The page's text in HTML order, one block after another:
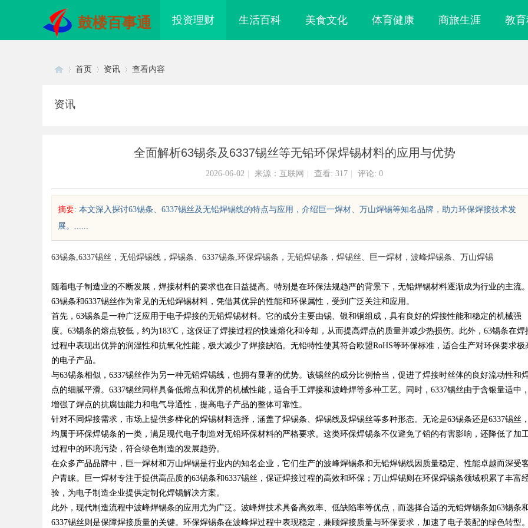
鼓楼百事通 投资理财 生活百科 美食文化 体育健康 商旅生涯 教
uz
!
首页 资讯 查看内容
资讯
全面解析63锡条及6337锡丝等无铅环保焊锡材料的应用与优势
2026-06-02 来源：互联网 查看: 317 评论: 0
摘要: 本文深入探讨63锡条、6337锡丝及无铅焊锡线的特点与应用，介绍巨一焊材、万山焊锡等知名品牌，助力环保焊接技术发
展。......
63锡条,6337锡丝，无铅焊锡线，焊锡条、6337锡条,环保焊锡条，无铅焊锡条，焊锡丝、巨一焊材，波峰焊锡条、万山焊锡
随着电子制造业的不断发展，焊接材料的要求也在日益提高。特别是在环保法规趋严的背景下，无铅焊锡材料逐渐成为行业的主流
63锡条和6337锡丝作为常见的无铅焊锡材料，凭借其优异的性能和环保属性，受到广泛关注和应用。
首先，63锡条是一种广泛应用于电子焊接的无铅焊锡材料。它的成分主要由锡、银和铜组成，具有良好的焊接性能和稳定的机械强
度。63锡条的熔点较低，约为183℃，这保证了焊接过程的快速熔化和冷却，从而提高焊点的质量并减少热损伤。此外，63锡条在焊
过程中表现出优异的润湿性和抗氧化性能，极大减少了焊接缺陷。无铅特性使其符合欧盟RoHS等环保标准，适合生产对环保要求极
的电子产品。
与63锡条相似，6337锡丝作为另一种无铅焊锡线，也拥有显著的优势。该锡丝的成分比例恰当，促进了焊接时丝体的良好流动性和
点的细腻平滑。6337锡丝同样具备低熔点和优异的机械性能，适合手工焊接和波峰焊等多种工艺。同时，6337锡丝由于含银量适中
增强了焊点的抗腐蚀能力和电气导通性，提高电子产品的整体可靠性。
针对不同焊接需求，市场上提供多样化的焊锡材料选择，涵盖了焊锡条、焊锡线及焊锡丝等多种形态。无论是63锡条还是6337锡丝
均属于环保焊锡条的一类，满足现代电子制造对无铅环保材料的严格要求。这类环保焊锡条不仅避免了铅的有害影响，还降低了加
过程中的环境污染，符合绿色制造的发展趋势。
在众多产品品牌中，巨一焊材和万山焊锡是行业内的知名企业，它们生产的波峰焊锡条和无铅焊锡线因质量稳定、性能卓越而深受
户青睐。巨一焊材专注于提供高品质的63锡条和6337锡丝，保证焊接过程的高效和环保；万山焊锡则在环保焊锡条领域积累了丰富
验，为电子制造企业提供定制化焊锡解决方案。
此外，现代制造流程中波峰焊锡条的应用尤为广泛。波峰焊技术具备高效率、低缺陷率等优点，而选择合适的无铅焊锡条如63锡条
6337锡丝则是保障焊接质量的关键。环保焊锡条在波峰焊过程中表现稳定，兼顾焊接质量与环保要求，加速了电子装配的绿色转型
眼镜 上海配眼镜 国信招标采购：提升企业竞争力的战
略利器解析
防坠落垂直生命线在高空作业中的关
键应用与安全保障